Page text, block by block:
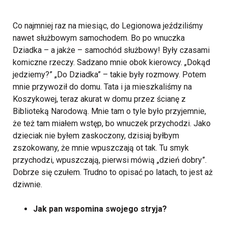
Co najmniej raz na miesiąc, do Legionowa jeździliśmy
nawet służbowym samochodem. Bo po wnuczka
Dziadka – a jakże – samochód służbowy! Były czasami
komiczne rzeczy. Sadzano mnie obok kierowcy. „Dokąd
jedziemy?” „Do Dziadka” – takie były rozmowy. Potem
mnie przywoził do domu. Tata i ja mieszkaliśmy na
Koszykowej, teraz akurat w domu przez ścianę z
Biblioteką Narodową. Mnie tam o tyle było przyjemnie,
że też tam miałem wstęp, bo wnuczek przychodzi. Jako
dzieciak nie byłem zaskoczony, dzisiaj byłbym
zszokowany, że mnie wpuszczają ot tak. Tu smyk
przychodzi, wpuszczają, pierwsi mówią „dzień dobry”.
Dobrze się czułem. Trudno to opisać po latach, to jest aż
dziwnie.
Jak pan wspomina swojego stryja?